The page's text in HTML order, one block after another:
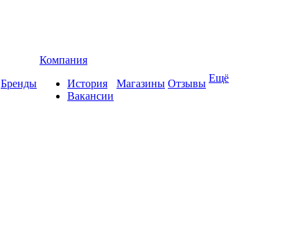
Бренды
Компания
История
Вакансии
Магазины Отзывы Ещё